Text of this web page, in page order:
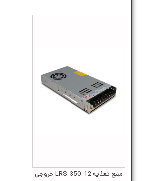
منبع تغذیه LRS-350-12 خروجی